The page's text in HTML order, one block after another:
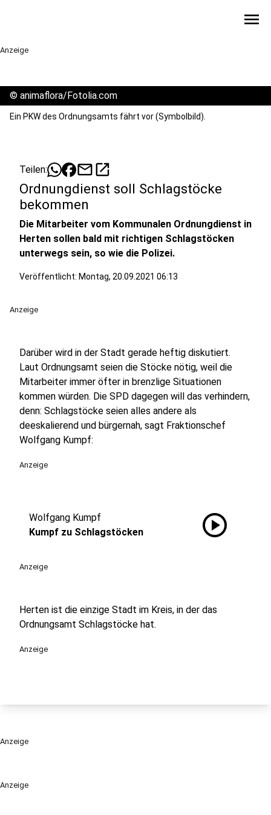
menu
Anzeige
Anzeige
© animaflora/Fotolia.com
Ein PKW des Ordnungsamts fährt vor (Symbolbild).
Teilen: mailopen_in_new
Ordnungdienst soll Schlagstöcke
bekommen
Die Mitarbeiter vom Kommunalen Ordnungdienst in
Herten sollen bald mit richtigen Schlagstöcken
unterwegs sein, so wie die Polizei.
Veröffentlicht: Montag, 20.09.2021 06:13
Anzeige
Darüber wird in der Stadt gerade heftig diskutiert.
Laut Ordnungsamt seien die Stöcke nötig, weil die
Mitarbeiter immer öfter in brenzlige Situationen
kommen würden. Die SPD dagegen will das verhindern,
denn: Schlagstöcke seien alles andere als
deeskalierend und bürgernah, sagt Fraktionschef
Wolfgang Kumpf:
Anzeige
Wolfgang Kumpf
Kumpf zu Schlagstöcken
play_circle
Anzeige
Herten ist die einzige Stadt im Kreis, in der das
Ordnungsamt Schlagstöcke hat.
Anzeige
Anzeige